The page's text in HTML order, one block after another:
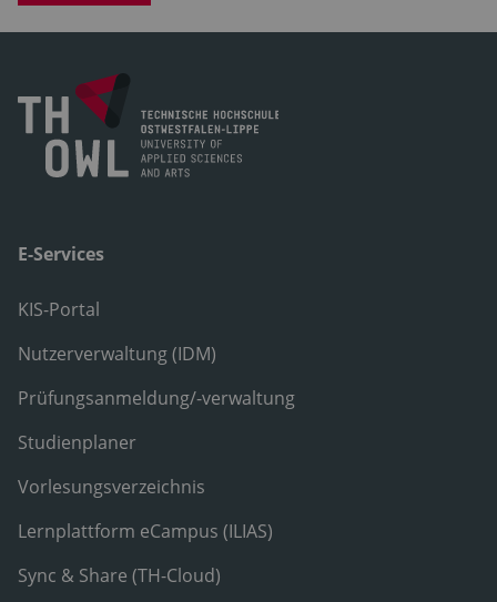
E-Services
KIS-Portal
Nutzerverwaltung (IDM)
Prüfungsanmeldung/-verwaltung
Studienplaner
Vorlesungsverzeichnis
Lernplattform eCampus (ILIAS)
Sync & Share (TH-Cloud)